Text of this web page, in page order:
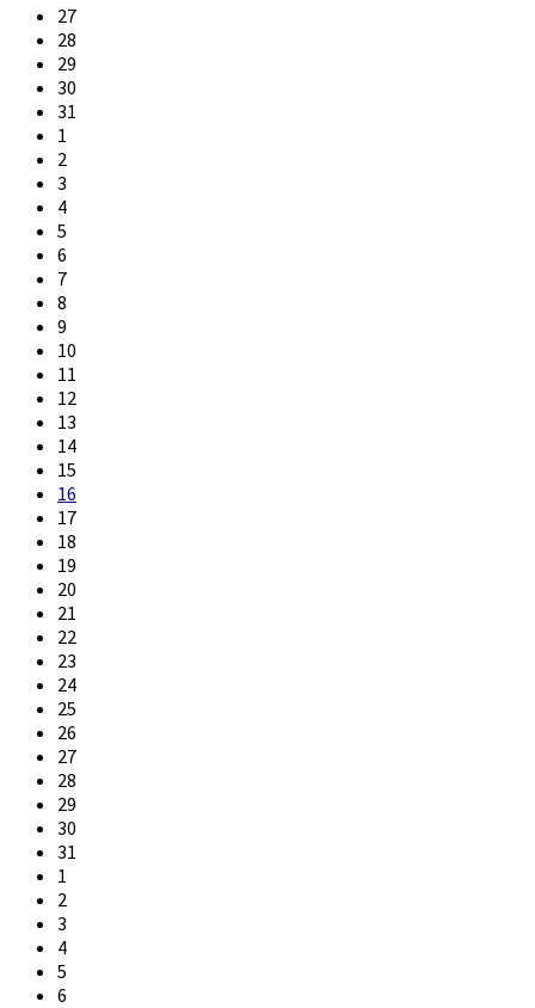
Skip
calendar
days
27
28
29
30
31
1
2
3
4
5
6
7
8
9
10
11
12
13
14
15
16
17
18
19
20
21
22
23
24
25
26
27
28
29
30
31
1
2
3
4
5
6